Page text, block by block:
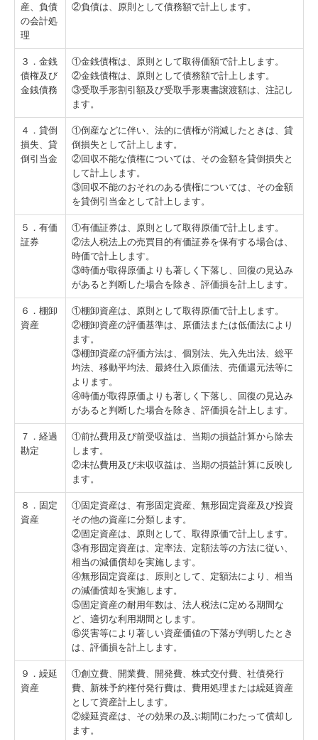
産、負債
の会計処
理
②負債は、原則として債務額で計上します。
３．金銭
債権及び
金銭債務
①金銭債権は、原則として取得価額で計上します。
②金銭債権は、原則として債務額で計上します。
③受取手形割引額及び受取手形裏書譲渡額は、注記し
ます。
４．貸倒
損失、貸
倒引当金
①倒産などに伴い、法的に債権が消滅したときは、貸
倒損失として計上します。
②回収不能な債権については、その金額を貸倒損失と
して計上します。
③回収不能のおそれのある債権については、その金額
を貸倒引当金として計上します。
５．有価
証券
①有価証券は、原則として取得原価で計上します。
②法人税法上の売買目的有価証券を保有する場合は、
時価で計上します。
③時価が取得原価よりも著しく下落し、回復の見込み
があると判断した場合を除き、評価損を計上します。
６．棚卸
資産
①棚卸資産は、原則として取得原価で計上します。
②棚卸資産の評価基準は、原価法または低価法により
ます。
③棚卸資産の評価方法は、個別法、先入先出法、総平
均法、移動平均法、最終仕入原価法、売価還元法等に
よります。
④時価が取得原価よりも著しく下落し、回復の見込み
があると判断した場合を除き、評価損を計上します。
７．経過
勘定
①前払費用及び前受収益は、当期の損益計算から除去
します。
②未払費用及び未収収益は、当期の損益計算に反映し
ます。
８．固定
資産
①固定資産は、有形固定資産、無形固定資産及び投資
その他の資産に分類します。
②固定資産は、原則として、取得原価で計上します。
③有形固定資産は、定率法、定額法等の方法に従い、
相当の減価償却を実施します。
④無形固定資産は、原則として、定額法により、相当
の減価償却を実施します。
⑤固定資産の耐用年数は、法人税法に定める期間な
ど、適切な利用期間とします。
⑥災害等により著しい資産価値の下落が判明したとき
は、評価損を計上します。
９．繰延
資産
①創立費、開業費、開発費、株式交付費、社債発行
費、新株予約権付発行費は、費用処理または繰延資産
として資産計上します。
②繰延資産は、その効果の及ぶ期間にわたって償却し
ます。